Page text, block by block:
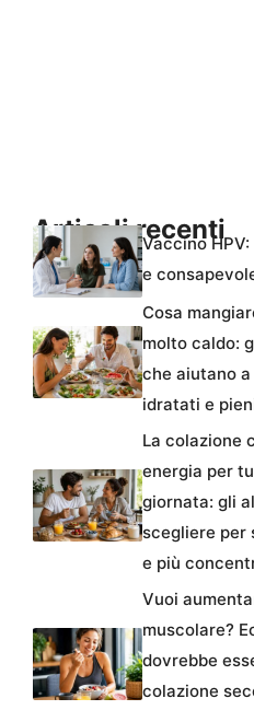
Articoli recenti
Vaccino
e
Cosa
molto caldo:
che aiutano
idratati e
La colazione
energia per
giornata: gli
scegliere per
e più
Vuoi
muscolare?
dovrebbe
colazione